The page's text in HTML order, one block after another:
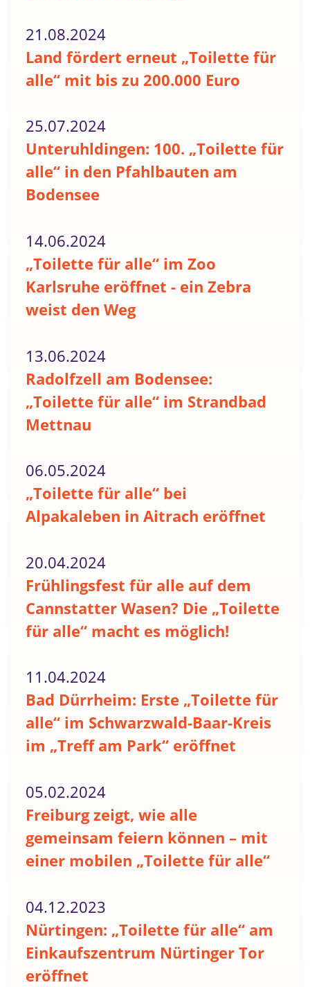
21.08.2024
Land fördert erneut „Toilette für
alle“ mit bis zu 200.000 Euro
25.07.2024
Unteruhldingen: 100. „Toilette für
alle“ in den Pfahlbauten am
Bodensee
14.06.2024
„Toilette für alle“ im Zoo
Karlsruhe eröffnet - ein Zebra
weist den Weg
13.06.2024
Radolfzell am Bodensee:
„Toilette für alle“ im Strandbad
Mettnau
06.05.2024
„Toilette für alle“ bei
Alpakaleben in Aitrach eröffnet
20.04.2024
Frühlingsfest für alle auf dem
Cannstatter Wasen? Die „Toilette
für alle“ macht es möglich!
11.04.2024
Bad Dürrheim: Erste „Toilette für
alle“ im Schwarzwald-Baar-Kreis
im „Treff am Park“ eröffnet
05.02.2024
Freiburg zeigt, wie alle
gemeinsam feiern können – mit
einer mobilen „Toilette für alle“
04.12.2023
Nürtingen: „Toilette für alle“ am
Einkaufszentrum Nürtinger Tor
eröffnet